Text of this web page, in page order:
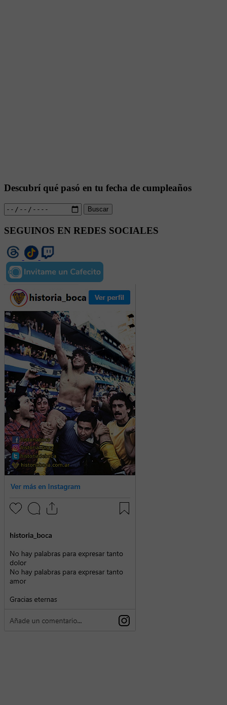
Descubrí qué pasó en tu fecha de cumpleaños
Buscar
SEGUINOS EN REDES SOCIALES